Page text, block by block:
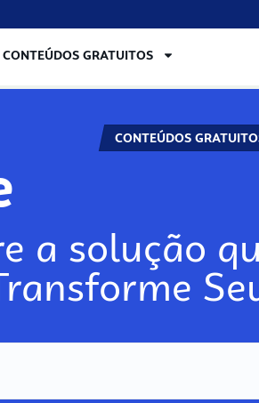
CONTEÚDOS GRATUITOS
CONTEÚDOS
a solução